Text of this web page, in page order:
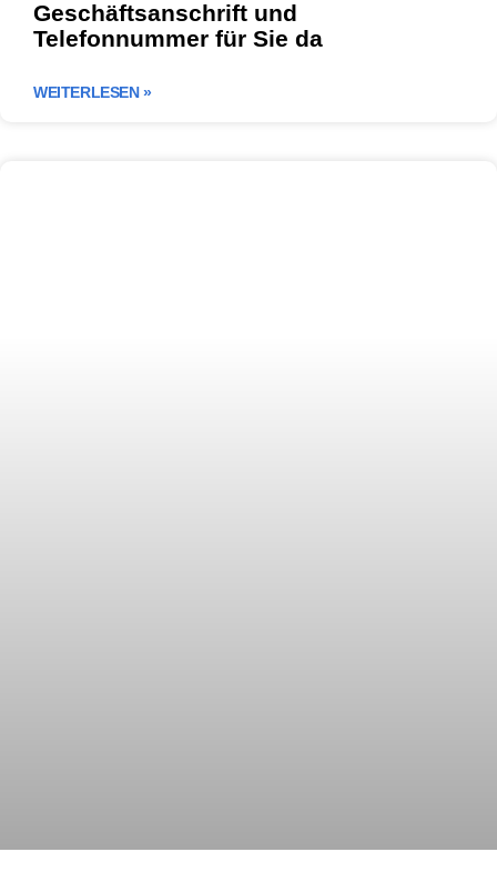
Geschäftsanschrift und
Telefonnummer für Sie da
WEITERLESEN »